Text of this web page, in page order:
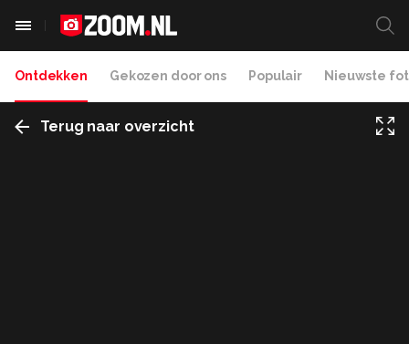
Ontdekken Gekozen door ons Populair Nieuwste
Terug naar overzicht